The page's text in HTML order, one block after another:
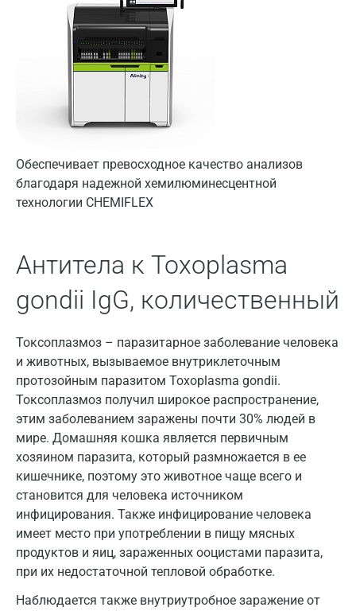
Обеспечивает превосходное качество анализов
благодаря надежной хемилюминесцентной
технологии CHEMIFLEX
Антитела к Toxoplasma
gondii IgG, количественный
Токсоплазмоз – паразитарное заболевание человека
и животных, вызываемое внутриклеточным
протозойным паразитом Toxoplasma gondii.
Токсоплазмоз получил широкое распространение,
этим заболеванием заражены почти 30% людей в
мире. Домашняя кошка является первичным
хозяином паразита, который размножается в ее
кишечнике, поэтому это животное чаще всего и
становится для человека источником
инфицирования. Также инфицирование человека
имеет место при употреблении в пищу мясных
продуктов и яиц, зараженных ооцистами паразита,
при их недостаточной тепловой обработке.
Наблюдается также внутриутробное заражение от
Владимир
Волгоград
Волжский
Вологда
Воронеж
Всеволожск
Гатчина
Голубое
Дзержинск
Дзержинский
Дмитров
Долгопрудный
Домодедово
Екатеринбург
Жуковский
Звенигород
Зеленоград
Иваново
Ивантеевка